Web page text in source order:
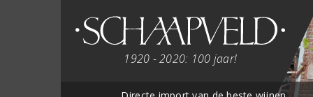
1920 - 2020: 100 jaar!